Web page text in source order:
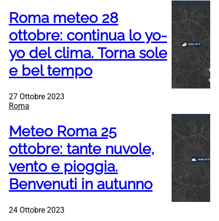
Roma meteo 28
ottobre: continua lo yo-
yo del clima. Torna sole
e bel tempo
27 Ottobre 2023
Roma
Meteo Roma 25
ottobre: tante nuvole,
vento e pioggia.
Benvenuti in autunno
24 Ottobre 2023